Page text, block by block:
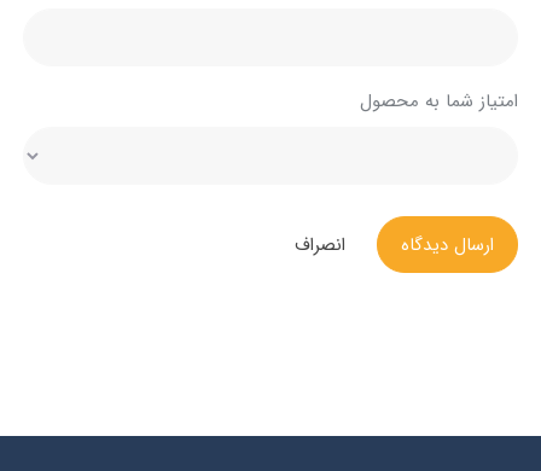
امتیاز شما به محصول
ارسال دیدگاه انصراف